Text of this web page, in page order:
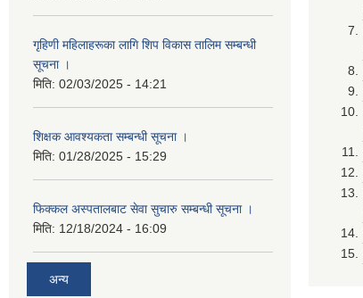
गृहिणी महिलाहरूका लागि शिप विकास तालिम सम्बन्धी
सूचना ‌।
मिति: 02/03/2025 - 14:21
शिक्षक आवश्यकता सम्बन्धी सूचना ।
मिति: 01/28/2025 - 15:29
फिक्कल अस्पतालबाट सेवा सुचारु सम्बन्धी सूचना ।
मिति: 12/18/2024 - 16:09
अन्य